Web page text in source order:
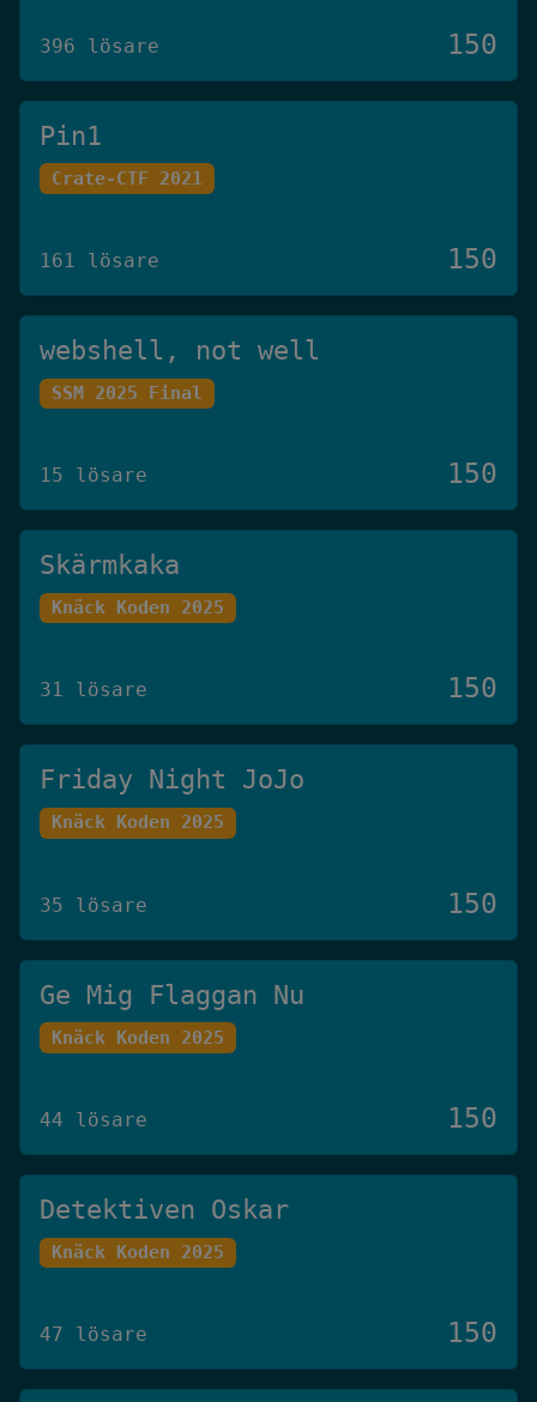
396 lösare 150
Pin1
Crate-CTF 2021
161 lösare 150
webshell, not well
SSM 2025 Final
15 lösare 150
Skärmkaka
Knäck Koden 2025
31 lösare 150
Friday Night JoJo
Knäck Koden 2025
35 lösare 150
Ge Mig Flaggan Nu
Knäck Koden 2025
44 lösare 150
Detektiven Oskar
Knäck Koden 2025
47 lösare 150